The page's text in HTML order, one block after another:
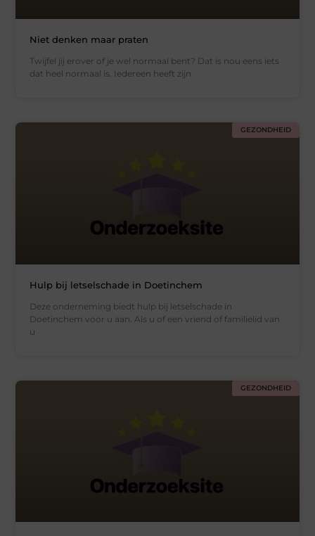
Niet denken maar praten
Twijfel jij erover of je wel normaal bent? Dat is nou eens iets
dat heel normaal is. Iedereen heeft zijn
GEZONDHEID
Hulp bij letselschade in Doetinchem
Deze onderneming biedt hulp bij letselschade in
Doetinchem voor u aan. Als u of een vriend of familielid van
u
GEZONDHEID